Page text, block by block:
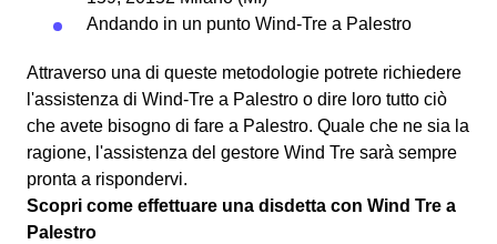
Andando in un punto Wind-Tre a Palestro
Attraverso una di queste metodologie potrete richiedere
l'assistenza di Wind-Tre a Palestro o dire loro tutto ciò
che avete bisogno di fare a Palestro. Quale che ne sia la
ragione, l'assistenza del gestore Wind Tre sarà sempre
pronta a rispondervi.
Scopri come effettuare una disdetta con Wind Tre a
Palestro